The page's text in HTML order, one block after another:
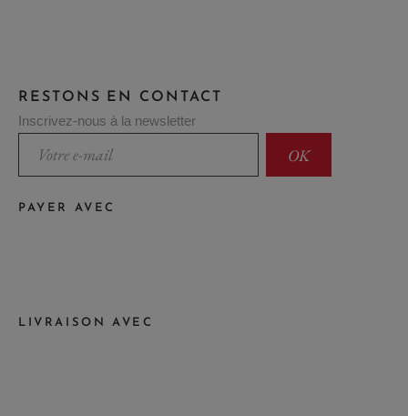
RESTONS EN CONTACT
Inscrivez-nous à la newsletter
PAYER AVEC
LIVRAISON AVEC